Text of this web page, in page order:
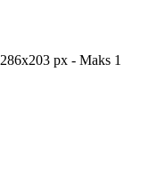
px - Maks 1